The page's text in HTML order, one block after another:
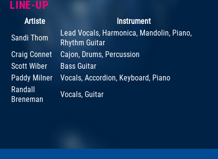
LINE-UP
Artiste
Instrument
Sandi Thom
Lead Vocals, Harmonica, Mandolin, Piano,
Rhythm Guitar
Craig Connet
Cajon, Drums, Percussion
Scott Wiber
Bass Guitar
Paddy Milner
Vocals, Accordion, Keyboard, Piano
Randall
Breneman
Vocals, Guitar